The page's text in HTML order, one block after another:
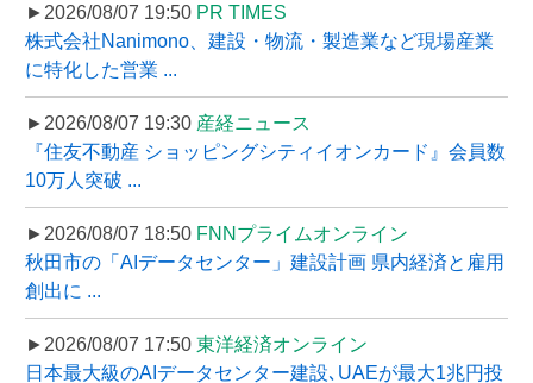
►2026/08/07 19:50 PR TIMES
株式会社Nanimono、建設・物流・製造業など現場産業
に特化した営業 ...
►2026/08/07 19:30 産経ニュース
『住友不動産 ショッピングシティイオンカード』会員数
10万人突破 ...
►2026/08/07 18:50 FNNプライムオンライン
秋田市の「AIデータセンター」建設計画 県内経済と雇用
創出に ...
►2026/08/07 17:50 東洋経済オンライン
日本最大級のAIデータセンター建設､UAEが最大1兆円投